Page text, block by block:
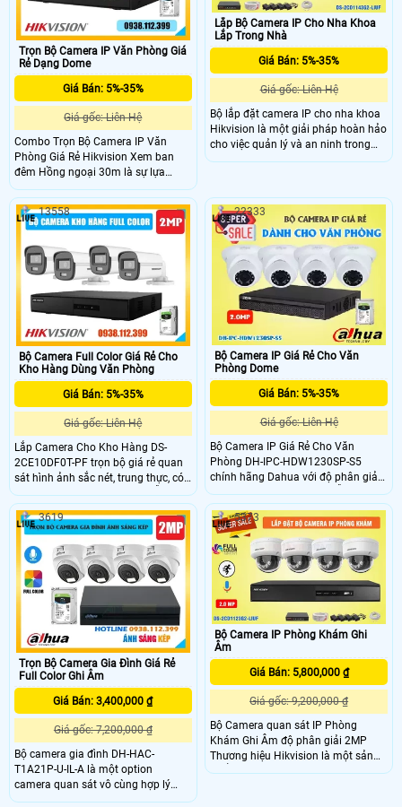
gia đình
Trọn Bộ Camera IP Văn Phòng Giá
Rẻ Dạng Dome
Giá Bán: 5%-35%
Giá gốc: Liên Hệ
Combo Trọn Bộ Camera IP Văn
Phòng Giá Rẻ Hikvision Xem ban
đêm Hồng ngoại 30m là sự lựa
chọn hàng đầu cho công trình nhỏ
với thiết kế đẹp và giá rẻ. Được trang
bị chức năng ưu việt Chống Nước,
combo này mang lại sự bảo vệ toàn
diện cho văn phòng của bạn
Lắp Bộ Camera IP Cho Nha Khoa
Lắp Trong Nhà
Giá Bán: 5%-35%
Giá gốc: Liên Hệ
Bộ lắp đặt camera IP cho nha khoa
Hikvision là một giải pháp hoàn hảo
cho việc quản lý và an ninh trong
phòng khám nha khoa. Bộ này bao
ghi lại hình ảnh chất lượng cao
Bộ Camera Full Color Giá Rẻ Cho
Kho Hàng Dùng Văn Phòng
Giá Bán: 5%-35%
Giá gốc: Liên Hệ
Lắp Camera Cho Kho Hàng DS-
2CE10DF0T-PF trọn bộ giá rẻ quan
sát hình ảnh sắc nét, trung thực, có
màu sắc sinh động cả ngày lẫn
đêm, tích hợp báo động bằng đèn
ánh sáng trắng, hỗ trợ ghi lại âm
thanh một cách chân thực.
13558
Bộ Camera IP Giá Rẻ Cho Văn
Phòng Dome
Giá Bán: 5%-35%
Giá gốc: Liên Hệ
Bộ Camera IP Giá Rẻ Cho Văn
Phòng DH-IPC-HDW1230SP-S5
chính hãng Dahua với độ phân giải
2.0MP, vỏ ngoài kim loại hỗ trợ công
nghệ IP POE, giám sát an ninh ban
đêm với hồng ngoại IR 30m ghi lại
nhiều chi tiết rõ ràng
22333
Trọn Bộ Camera Gia Đình Giá Rẻ
Full Color Ghi Âm
Giá Bán: 3,400,000 ₫
Giá gốc: 7,200,000 ₫
Bộ camera gia đình DH-HAC-
T1A21P-U-IL-A là một option
camera quan sát vô cùng hợp lý
dành cho bạn với công nghệ ánh
3619
Bộ Camera IP Phòng Khám Ghi
Âm
Giá Bán: 5,800,000 ₫
Giá gốc: 9,200,000 ₫
Bộ Camera quan sát IP Phòng
Khám Ghi Âm độ phân giải 2MP
Thương hiệu Hikvision là một sản
phẩm thiết kế mỹ thuật tối ưu tích
5373